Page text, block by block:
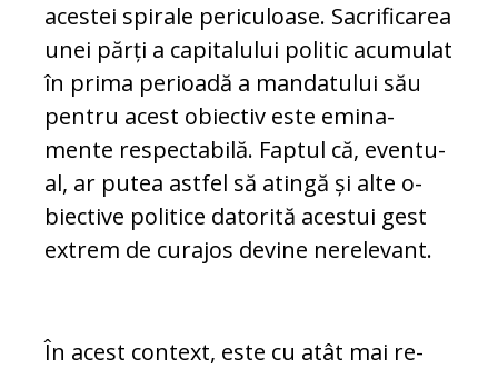
acestei spirale pe­ri­cu­loase. Sacrificarea
unei părți a ca­pi­ta­lului politic acumulat
în prima perioadă a man­datului său
pentru acest obiectiv este emi­na­
mente respectabilă. Faptul că, even­tu­
al, ar putea astfel să atingă și alte o­
biec­tive politice datorită acestui gest
extrem de curajos devine nerelevant.
În acest context, este cu atât mai re­